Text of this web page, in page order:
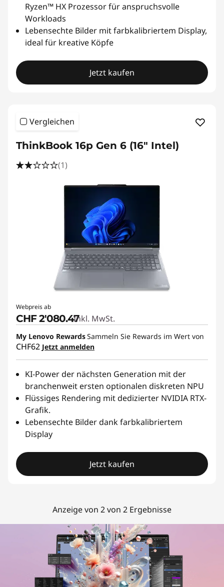
Ryzen™ HX Prozessor für anspruchsvolle
Workloads
Lebensechte Bilder mit farbkalibriertem Display,
ideal für kreative Köpfe
Jetzt kaufen
Vergleichen
ThinkBook 16p Gen 6 (16″ Intel)
(1)
Webpreis ab
CHF 2'080.47Inkl. MwSt.
My Lenovo RewardsSammeln Sie Rewards im Wert von
CHF62 Jetzt anmelden
KI-Power der nächsten Generation mit der
branchenweit ersten optionalen diskreten NPU
Flüssiges Rendering mit dedizierter NVIDIA RTX-
Grafik.
Lebensechte Bilder dank farbkalibriertem
Display
Jetzt kaufen
Anzeige von 2 von 2 Ergebnisse